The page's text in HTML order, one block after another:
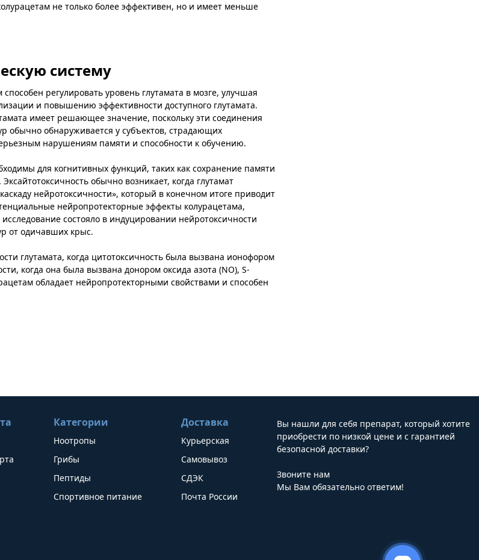
не только более эффективен, но и имеет меньше
систему
регулировать уровень глутамата в мозге, улучшая
и повышению эффективности доступного глутамата.
имеет решающее значение, поскольку эти соединения
обычно обнаруживается у субъектов, страдающих
нарушениям памяти и способности к обучению.
для когнитивных функций, таких как сохранение памяти
обычно возникает, когда глутамат
нейротоксичности», который в конечном итоге приводит
нейропротекторные эффекты колурацетама,
состояло в индуцировании нейротоксичности
от одичавших крыс.
глутамата, когда цитотоксичность была вызвана ионофором
когда она была вызвана донором оксида азота (NO), S-
обладает нейропротекторными свойствами и способен
Категории
Ноотропы
Грибы
Пептиды
Спортивное питание
Доставка
Курьерская
Самовывоз
СДЭК
Почта России
Вы нашли для себя препарат, который хотите
приобрести по низкой цене и с гарантией
безопасной доставки?
Звоните нам
Мы Вам обязательно ответим!